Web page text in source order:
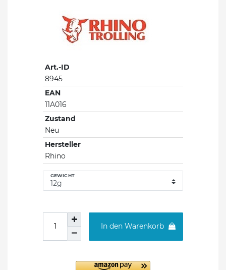
Art.-ID
8945
EAN
11A016
Zustand
Neu
Hersteller
Rhino
GEWICHT
In den Warenkorb